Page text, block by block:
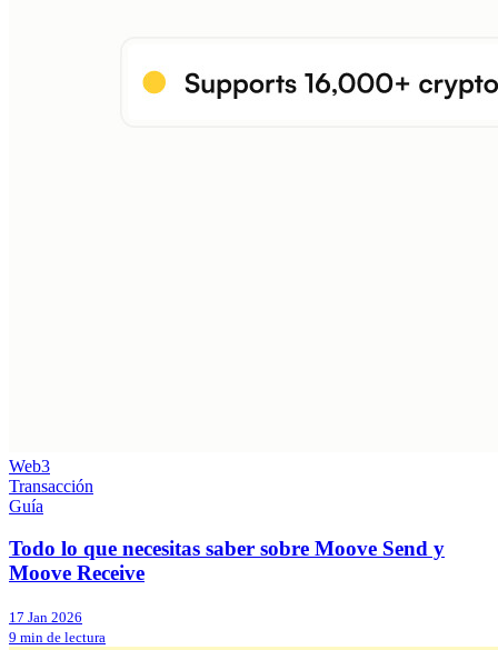
Web3
Transacción
Guía
Todo lo que necesitas saber sobre Moove Send y
Moove Receive
17 Jan 2026
9 min de lectura